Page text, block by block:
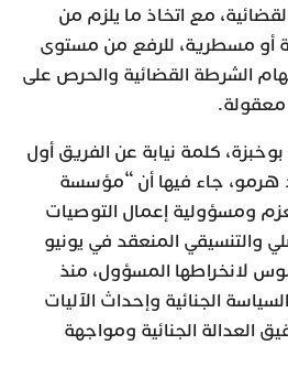
مع اتخاذ ما يلزم من
أو مسطرية، للرفع من مستوى
الشرطة القضائية والحرص على
معقولة.
كلمة نيابة عن الفريق أول
هرمو، جاء فيها أن “مؤسسة
ومسؤولية إعمال التوصيات
والتنسيقي المنعقد في يونيو
ملموس لانخراطها المسؤول، منذ
الجنائية وإحداث الآليات
العدالة الجنائية ومواجهة